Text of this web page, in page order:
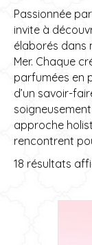
Passionnée
invite à
élaborés dans
Mer. Chaque
parfumées en
d’un savoir-
approche
rencontrent
18 résultats